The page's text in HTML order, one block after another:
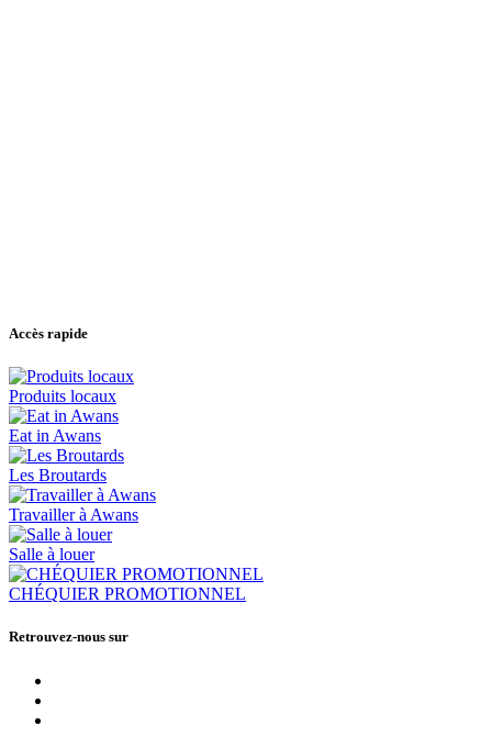
Accès rapide
Produits locaux
Eat in Awans
Les Broutards
Travailler à Awans
Salle à louer
CHÉQUIER PROMOTIONNEL
Retrouvez-nous sur